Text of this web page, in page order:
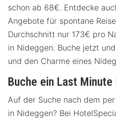
schon ab 68€. Entdecke
Angebote für spontane
Durchschnitt nur 173€ pro
in Nideggen. Buche jetzt
und den Charme eines
Buche ein Last
Auf der Suche nach dem
in Nideggen? Bei